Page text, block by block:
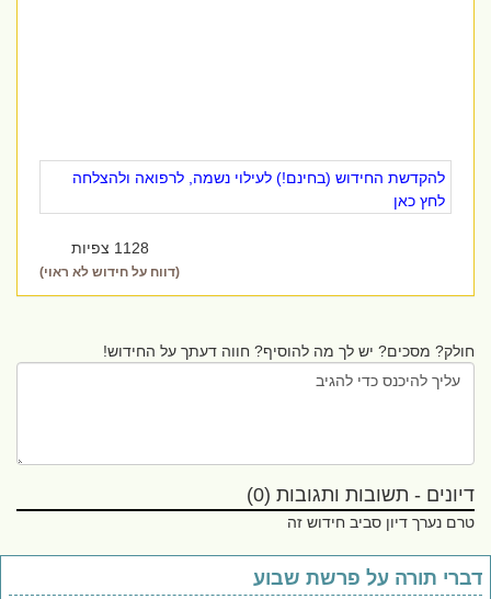
להקדשת החידוש (בחינם!) לעילוי נשמה, לרפואה ולהצלחה
לחץ כאן
1128 צפיות
(דווח על חידוש לא ראוי)
חולק? מסכים? יש לך מה להוסיף? חווה דעתך על החידוש!
דיונים - תשובות ותגובות (0)
טרם נערך דיון סביב חידוש זה
תורה על פרשת שבוע